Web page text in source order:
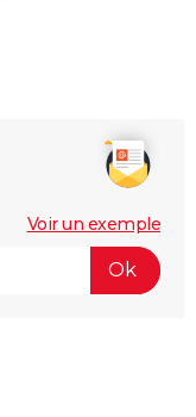
Voir un exemple